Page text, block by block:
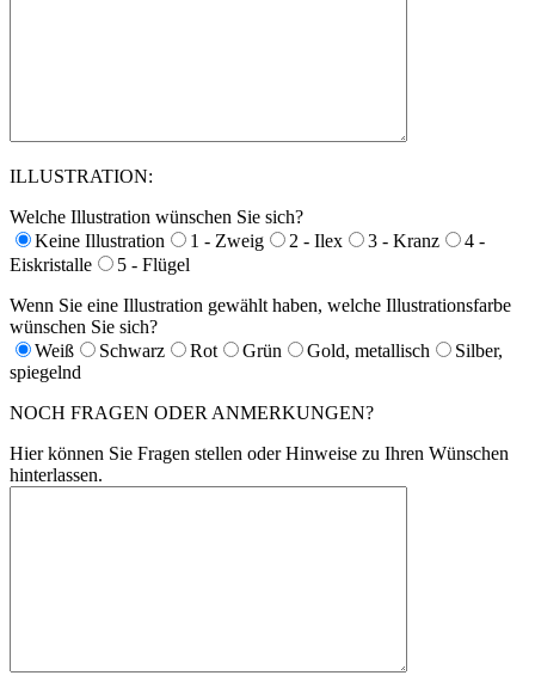
ILLUSTRATION:
Welche Illustration wünschen Sie sich?
Keine Illustration
1 - Zweig 2 - Ilex 3 - Kranz
4 -
Eiskristalle
5 - Flügel
Wenn Sie eine Illustration gewählt haben, welche Illustrationsfarbe
wünschen Sie sich?
Weiß
Schwarz Rot Grün Gold, metallisch
Silber,
spiegelnd
NOCH FRAGEN ODER ANMERKUNGEN?
Hier können Sie Fragen stellen oder Hinweise zu Ihren Wünschen
hinterlassen.